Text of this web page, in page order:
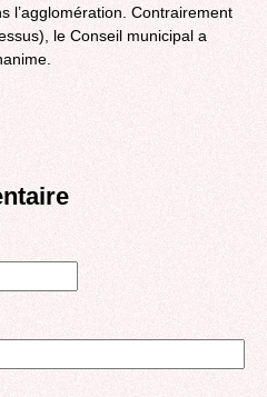
l’agglomération. Contrairement
le Conseil municipal a